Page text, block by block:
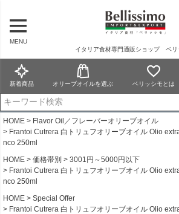
MENU
イタリア食材専門通販ショップ ベリ
新着商品 オリーブオイルを選ぶ ベリッシモとは
HOME
Flavor Oil／フレーバーオリーブオイル
Frantoi Cutrera 白トリュフオリーブオイル Olio
nco 250ml
HOME
価格帯別
3001円～5000円以下
Frantoi Cutrera 白トリュフオリーブオイル Olio
nco 250ml
HOME
Special Offer
Frantoi Cutrera 白トリュフオリーブオイル Olio